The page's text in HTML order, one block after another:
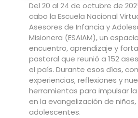
Del 20 al 24 de octubre de
cabo la Escuela Nacional
Asesores de Infancia y
Misionera (ESAIAM), un
encuentro, aprendizaje y
pastoral que reunió a 152
el país. Durante esos días,
experiencias, reflexiones y
herramientas para impulsar
en la evangelización de niños,
adolescentes.